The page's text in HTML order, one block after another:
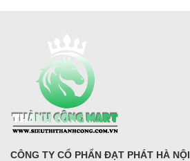
CÔNG TY CỔ PHẨN ĐẠT PHÁT HÀ NỘI